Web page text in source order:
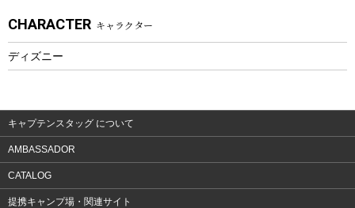
ウェア、タオル
ウェア
CHARACTER キャラクター
ディズニー
キャプテンスタッグ について
AMBASSADOR
CATALOG
提携キャンプ場・関連サイト